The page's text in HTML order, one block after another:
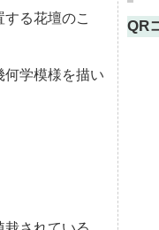
る花壇のこ
何学模様を描い
QR